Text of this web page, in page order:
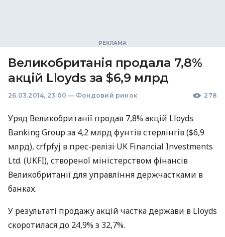
Великобританія продала 7,8%
акцій Lloyds за $6,9 млрд
26.03.2014, 23:00 — Фондовий ринок 278
Уряд Великобританії продав 7,8% акцій Lloyds
Banking Group за 4,2 млрд фунтів стерлінгів ($6,9
млрд), crfpfyj в прес-релізі UK Financial Investments
Ltd. (UKFI), створеної міністерством фінансів
Великобританії для управління держчастками в
банках.
У результаті продажу акцій частка держави в Lloyds
скоротилася до 24,9% з 32,7%.